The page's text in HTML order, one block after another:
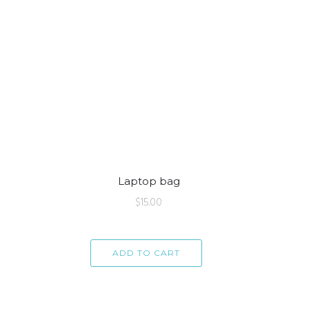
Laptop bag
$15.00
ADD TO CART